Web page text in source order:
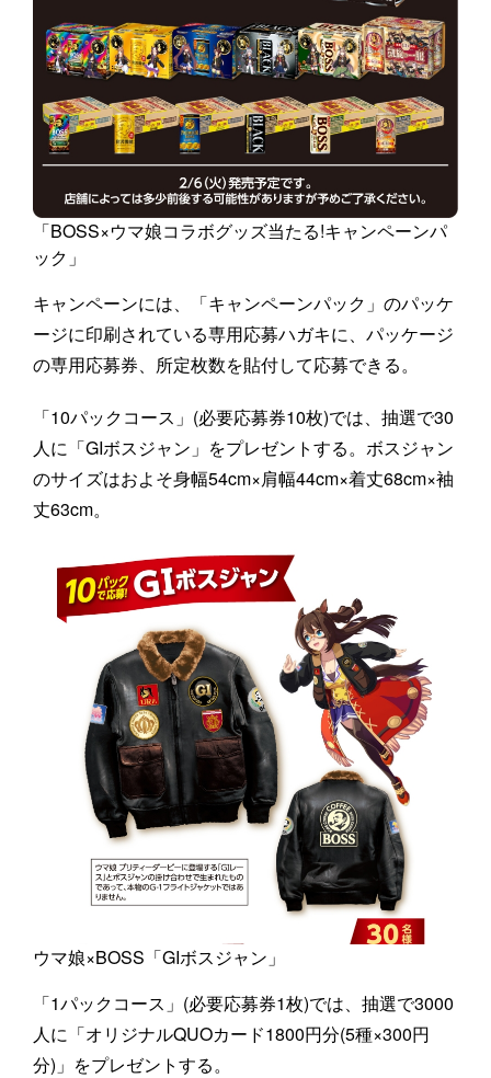
「BOSS×ウマ娘コラボグッズ当たる!キャンペーンパ
ック」
キャンペーンには、「キャンペーンパック」のパッケ
ージに印刷されている専用応募ハガキに、パッケージ
の専用応募券、所定枚数を貼付して応募できる。
「10パックコース」(必要応募券10枚)では、抽選で30
人に「GIボスジャン」をプレゼントする。ボスジャン
のサイズはおよそ身幅54cm×肩幅44cm×着丈68cm×袖
丈63cm。
ウマ娘×BOSS「GIボスジャン」
「1パックコース」(必要応募券1枚)では、抽選で3000
人に「オリジナルQUOカード1800円分(5種×300円
分)」をプレゼントする。